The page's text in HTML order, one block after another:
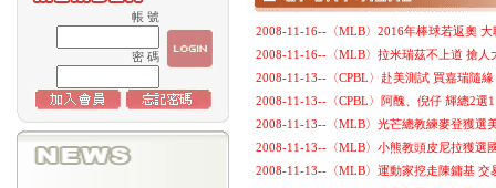
帳 號
密 碼
2008-11-16--〈MLB〉2016年棒球若返奧 大
2008-11-16--〈MLB〉拉米瑞茲不上道 搶人
2008-11-13--〈CPBL〉赴美測試 買嘉瑞隨緣
2008-11-13--〈CPBL〉阿醜、倪仔 輝總2選1
2008-11-13--〈MLB〉光芒總教練麥登獲選
2008-11-13--〈MLB〉小熊教頭皮尼拉獲選
2008-11-13--〈MLB〉運動家挖走陳鏞基 交